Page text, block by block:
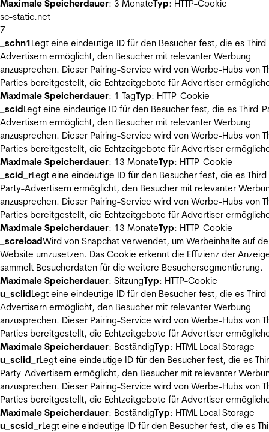
Maximale Speicherdauer: 3 MonateTyp: HTTP-Cookie
sc-static.net
7
_schn1Legt eine eindeutige ID für den Besucher fest, die es
Advertisern ermöglicht, den Besucher mit relevanter Werbung
anzusprechen. Dieser Pairing-Service wird von Werbe-Hubs von
Parties bereitgestellt, die Echtzeitgebote für Advertiser
Maximale Speicherdauer: 1 TagTyp: HTTP-Cookie
_scidLegt eine eindeutige ID für den Besucher fest, die es Third-
Advertisern ermöglicht, den Besucher mit relevanter Werbung
anzusprechen. Dieser Pairing-Service wird von Werbe-Hubs von
Parties bereitgestellt, die Echtzeitgebote für Advertiser
Maximale Speicherdauer: 13 MonateTyp: HTTP-Cookie
_scid_rLegt eine eindeutige ID für den Besucher fest, die es
Party-Advertisern ermöglicht, den Besucher mit relevanter
anzusprechen. Dieser Pairing-Service wird von Werbe-Hubs von
Parties bereitgestellt, die Echtzeitgebote für Advertiser
Maximale Speicherdauer: 13 MonateTyp: HTTP-Cookie
_screloadWird von Snapchat verwendet, um Werbeinhalte auf
Website umzusetzen. Das Cookie erkennt die Effizienz der
sammelt Besucherdaten für die weitere Besuchersegmentierung.
Maximale Speicherdauer: SitzungTyp: HTTP-Cookie
u_sclidLegt eine eindeutige ID für den Besucher fest, die es
Advertisern ermöglicht, den Besucher mit relevanter Werbung
anzusprechen. Dieser Pairing-Service wird von Werbe-Hubs von
Parties bereitgestellt, die Echtzeitgebote für Advertiser
Maximale Speicherdauer: BeständigTyp: HTML Local Storage
u_sclid_rLegt eine eindeutige ID für den Besucher fest, die es
Party-Advertisern ermöglicht, den Besucher mit relevanter
anzusprechen. Dieser Pairing-Service wird von Werbe-Hubs von
Parties bereitgestellt, die Echtzeitgebote für Advertiser
Maximale Speicherdauer: BeständigTyp: HTML Local Storage
u_scsid_rLegt eine eindeutige ID für den Besucher fest, die es